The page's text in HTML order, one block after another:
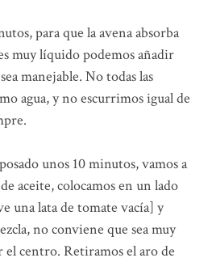
para que la avena absorba
muy líquido podemos añadir
manejable. No todas las
agua, y no escurrimos igual de
unos 10 minutos, vamos a
aceite, colocamos en un lado
una lata de tomate vacía] y
no conviene que sea muy
el centro. Retiramos el aro de